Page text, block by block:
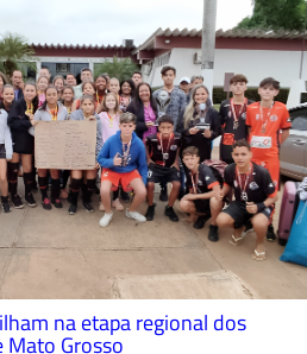
na etapa regional dos
Mato Grosso